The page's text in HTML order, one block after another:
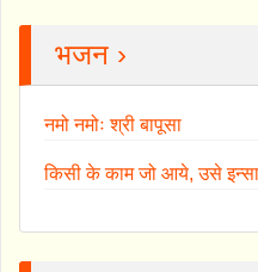
भजन ›
नमो नमोः श्री बापूसा
किसी के काम जो आये, उसे